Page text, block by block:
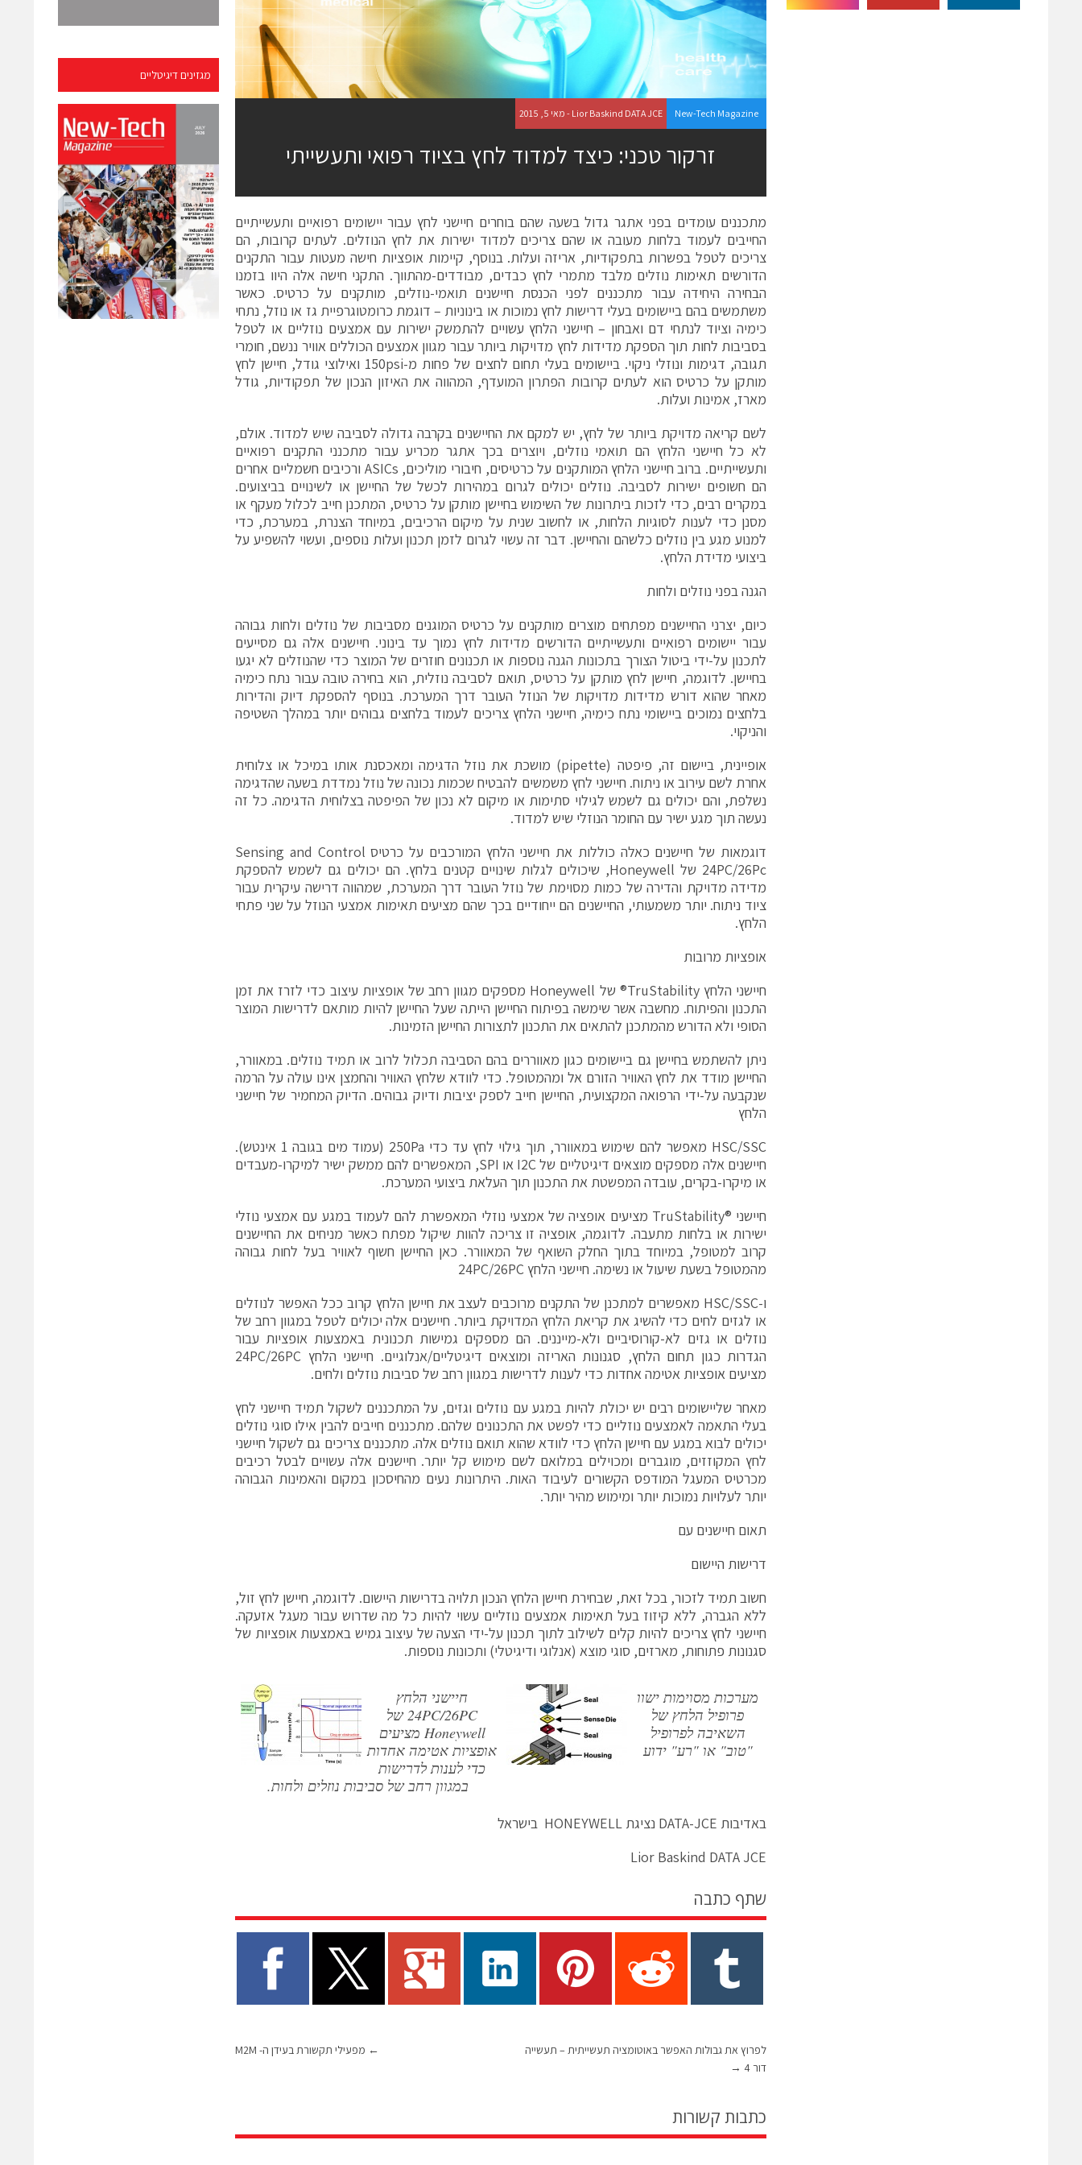
מגזינים דיגיטליים
New-Tech Magazine Lior Baskind DATA JCE - מאי 5, 2015
זרקור טכני: כיצד למדוד לחץ בציוד רפואי ותעשייתי
מתכננים עומדים בפני אתגר גדול בשעה שהם בוחרים חיישני לחץ עבור יישומים רפואיים ותעשייתיים
החייבים לעמוד בלחות מעובה או שהם צריכים למדוד ישירות את לחץ הנוזלים. לעתים קרובות, הם
צריכים לטפל בפשרות בתפקודיות, אריזה ועלות. בנוסף, קיימות אופציות חישה מעטות עבור התקנים
הדורשים תאימות נוזלים מלבד מתמרי לחץ כבדים, מבודדים-מהתווך. התקני חישה אלה היוו בזמנו
הבחירה היחידה עבור מתכננים לפני הכנסת חיישנים תואמי-נוזלים, מותקנים על כרטיס. כאשר
משתמשים בהם ביישומים בעלי דרישות לחץ נמוכות או בינוניות – דוגמת כרומטוגרפיית גז או נוזל, נתחי
כימיה וציוד לנתחי דם ואבחון – חיישני הלחץ עשויים להתמשק ישירות עם אמצעים נוזליים או לטפל
בסביבות לחות תוך הספקת מדידות לחץ מדויקות ביותר עבור מגוון אמצעים הכוללים אוויר ננשם, חומרי
תגובה, דגימות ונוזלי ניקוי. ביישומים בעלי תחום לחצים של פחות מ-150psi ואילוצי גודל, חיישן לחץ
מותקן על כרטיס הוא לעתים קרובות הפתרון המועדף, המהווה את האיזון הנכון של תפקודיות, גודל
מארז, אמינות ועלות.
לשם קריאה מדויקת ביותר של לחץ, יש למקם את החיישנים בקרבה גדולה לסביבה שיש למדוד. אולם,
לא כל חיישני הלחץ הם תואמי נוזלים, ויוצרים בכך אתגר מכריע עבור מתכנני התקנים רפואיים
ותעשייתיים. ברוב חיישני הלחץ המותקנים על כרטיסים, חיבורי מוליכים, ASICs ורכיבים חשמליים אחרים
הם חשופים ישירות לסביבה. נוזלים יכולים לגרום במהירות לכשל של החיישן או לשינויים בביצועים.
במקרים רבים, כדי לזכות ביתרונות של השימוש בחיישן מותקן על כרטיס, המתכנן חייב לכלול מעקף או
מסנן כדי לענות לסוגיות הלחות, או לחשוב שנית על מיקום הרכיבים, במיוחד הצנרת, במערכת, כדי
למנוע מגע בין נוזלים כלשהם והחיישן. דבר זה עשוי לגרום לזמן תכנון ועלות נוספים, ועשוי להשפיע על
ביצועי מדידת הלחץ.
הגנה בפני נוזלים ולחות
כיום, יצרני החיישנים מפתחים מוצרים מותקנים על כרטיס המוגנים מסביבות של נוזלים ולחות גבוהה
עבור יישומים רפואיים ותעשייתיים הדורשים מדידות לחץ נמוך עד בינוני. חיישנים אלה גם מסייעים
לתכנון על-ידי ביטול הצורך בתכונות הגנה נוספות או תכנונים חוזרים של המוצר כדי שהנוזלים לא יגעו
בחיישן. לדוגמה, חיישן לחץ מותקן על כרטיס, תואם לסביבה נוזלית, הוא בחירה טובה עבור נתח כימיה
מאחר שהוא דורש מדידות מדויקות של הנוזל העובר דרך המערכת. בנוסף להספקת דיוק והדירות
בלחצים נמוכים ביישומי נתח כימיה, חיישני הלחץ צריכים לעמוד בלחצים גבוהים יותר במהלך השטיפה
והניקוי.
אופיינית, ביישום זה, פיפטה (pipette) מושכת את נוזל הדגימה ומאכסנת אותו במיכל או צלוחית
אחרת לשם עירוב או ניתוח. חיישני לחץ משמשים להבטיח שכמות נכונה של נוזל נמדדת בשעה שהדגימה
נשלפת, והם יכולים גם לשמש לגילוי סתימות או מיקום לא נכון של הפיפטה בצלוחית הדגימה. כל זה
נעשה תוך מגע ישיר עם החומר הנוזלי שיש למדוד.
דוגמאות של חיישנים כאלה כוללות את חיישני הלחץ המורכבים על כרטיס Sensing and Control
24PC/26Pc של Honeywell, שיכולים לגלות שינויים קטנים בלחץ. הם יכולים גם לשמש להספקת
מדידה מדויקת והדירה של כמות מסוימת של נוזל העובר דרך המערכת, שמהווה דרישה עיקרית עבור
ציוד ניתוח. יותר משמעותי, החיישנים הם ייחודיים בכך שהם מציעים תאימות אמצעי הנוזל על שני פתחי
הלחץ.
אופציות מרובות
חיישני הלחץ TruStability® של Honeywell מספקים מגוון רחב של אופציות עיצוב כדי לזרז את זמן
התכנון והפיתוח. מחשבה אשר שימשה בפיתוח החיישן הייתה שעל החיישן להיות מותאם לדרישות המוצר
הסופי ולא הדורש מהמתכנן להתאים את התכנון לתצורות החיישן הזמינות.
ניתן להשתמש בחיישן גם ביישומים כגון מאווררים בהם הסביבה תכלול לרוב או תמיד נוזלים. במאוורר,
החיישן מודד את לחץ האוויר הזורם אל ומהמטופל. כדי לוודא שלחץ האוויר והחמצן אינו עולה על הרמה
שנקבעה על-ידי הרפואה המקצועית, החיישן חייב לספק יציבות ודיוק גבוהים. הדיוק המחמיר של חיישני
הלחץ
HSC/SSC מאפשר להם שימוש במאוורר, תוך גילוי לחץ עד כדי 250Pa (עמוד מים בגובה 1 אינטש).
חיישנים אלה מספקים מוצאים דיגיטליים של I2C או SPI, המאפשרים להם ממשק ישיר למיקרו-מעבדים
או מיקרו-בקרים, עובדה המפשטת את התכנון תוך העלאת ביצועי המערכת.
חיישני ®TruStability מציעים אופציה של אמצעי נוזלי המאפשרת להם לעמוד במגע עם אמצעי נוזלי
ישירות או בלחות מתעבה. לדוגמה, אופציה זו צריכה להוות שיקול מפתח כאשר מניחים את החיישנים
קרוב למטופל, במיוחד בתוך החלק השואף של המאוורר. כאן החיישן חשוף לאוויר בעל לחות גבוהה
מהמטופל בשעת שיעול או נשימה. חיישני הלחץ 24PC/26PC
ו-HSC/SSC מאפשרים למתכנן של התקנים מרוכבים לעצב את חיישן הלחץ קרוב ככל האפשר לנוזלים
או לגזים לחים כדי להשיג את קריאת הלחץ המדויקת ביותר. חיישנים אלה יכולים לטפל במגוון רחב של
נוזלים או גזים לא-קורוסיביים ולא-מייננים. הם מספקים גמישות תכנונית באמצעות אופציות עבור
הגדרות כגון תחום הלחץ, סגנונות האריזה ומוצאים דיגיטליים/אנלוגיים. חיישני הלחץ 24PC/26PC
מציעים אופציות אטימה אחדות כדי לענות לדרישות במגוון רחב של סביבות נוזלים ולחים.
מאחר שליישומים רבים יש יכולת להיות במגע עם נוזלים וגזים, על המתכננים לשקול תמיד חיישני לחץ
בעלי התאמה לאמצעים נוזליים כדי לפשט את התכנונים שלהם. מתכננים חייבים להבין אילו סוגי נוזלים
יכולים לבוא במגע עם חיישן הלחץ כדי לוודא שהוא תואם נוזלים אלה. מתכננים צריכים גם לשקול חיישני
לחץ המקוזזים, מוגברים ומכוילים במלואם לשם מימוש קל יותר. חיישנים אלה עשויים לבטל רכיבים
מכרטיס המעגל המודפס הקשורים לעיבוד האות. היתרונות נעים מהחיסכון במקום והאמינות הגבוהה
יותר לעלויות נמוכות יותר ומימוש מהיר יותר.
תאום חיישנים עם
דרישות היישום
חשוב תמיד לזכור, בכל זאת, שבחירת חיישן הלחץ הנכון תלויה בדרישות היישום. לדוגמה, חיישן לחץ זול,
ללא הגברה, ללא קיזוז בעל תאימות אמצעים נוזליים עשוי להיות כל מה שדרוש עבור מעגל אזעקה.
חיישני לחץ צריכים להיות קלים לשילוב לתוך תכנון על-ידי הצעה של עיצוב גמיש באמצעות אופציות של
סגנונות פתוחות, מארזים, סוגי מוצא (אנלוגי ודיגיטלי) ותכונות נוספות.
מערכות מסוימות ישוו
פרופיל הלחץ של
השאיבה לפרופיל
"טוב" או "רע" ידוע
חיישני הלחץ
24PC/26PC של
Honeywell מציעים
אופציות אטימה אחדות
כדי לענות לדרישות
במגוון רחב של סביבות נוזלים ולחות.
באדיבות DATA-JCE נציגת HONEYWELL בישראל
Lior Baskind DATA JCE
שתף כתבה
← מפעילי תקשורת בעידן ה- M2M
לפרוץ את גבולות האפשר באוטומציה תעשייתית – תעשייה
דור 4
→
כתבות קשורות